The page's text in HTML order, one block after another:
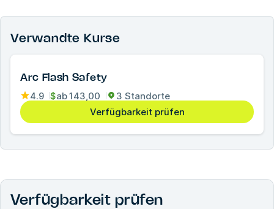
Verwandte Kurse
Arc Flash Safety
4.9 $ab143,00
3 Standorte
Verfügbarkeit prüfen
Verfügbarkeit prüfen